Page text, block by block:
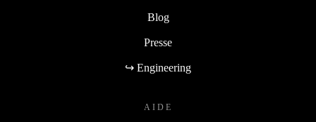
Blog
Presse
↪ Engineering
AIDE